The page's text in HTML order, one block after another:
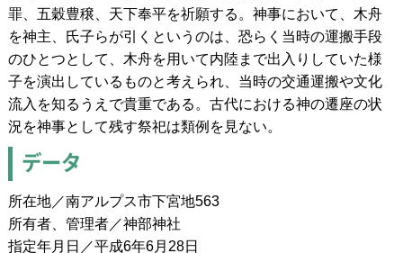
罪、五穀豊穣、天下奉平を祈願する。神事において、木舟
を神主、氏子らが引くというのは、恐らく当時の運搬手段
のひとつとして、木舟を用いて内陸まで出入りしていた様
子を演出しているものと考えられ、当時の交通運搬や文化
流入を知るうえで貴重である。古代における神の遷座の状
況を神事として残す祭祀は類例を見ない。
データ
所在地／南アルプス市下宮地563
所有者、管理者／神部神社
指定年月日／平成6年6月28日